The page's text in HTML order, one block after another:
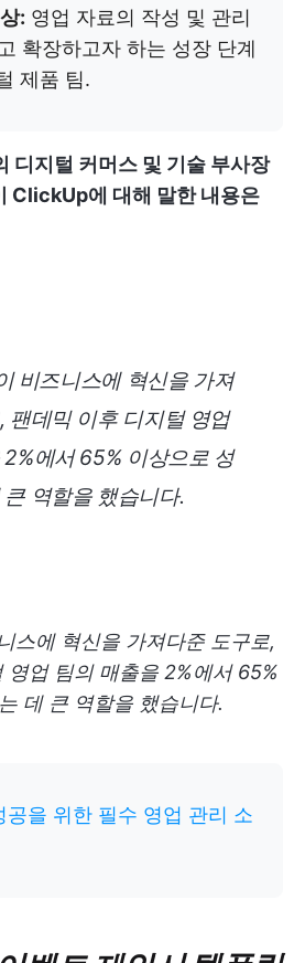
: 영업 자료의 작성 및 관리
확장하고자 하는 성장 단계
제품 팀.
지털 커머스 및 기술 부사장
ClickUp에 대해 말한 내용은
비즈니스에 혁신을 가져
팬데믹 이후 디지털 영업
2%에서 65% 이상으로 성
역할을 했습니다.
스에 혁신을 가져다준 도구로,
영업 팀의 매출을 2%에서 65%
데 큰 역할을 했습니다.
공을 위한 필수 영업 관리 소